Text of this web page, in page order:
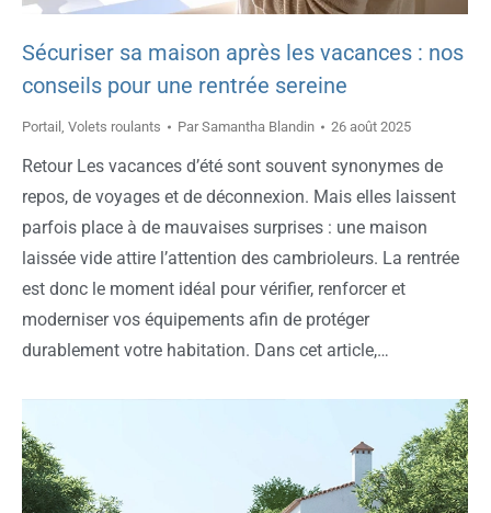
Sécuriser sa maison après les vacances : nos
conseils pour une rentrée sereine
Portail , Volets roulants ParSamantha Blandin 26 août 2025
Retour Les vacances d’été sont souvent synonymes de
repos, de voyages et de déconnexion. Mais elles laissent
parfois place à de mauvaises surprises : une maison
laissée vide attire l’attention des cambrioleurs. La rentrée
est donc le moment idéal pour vérifier, renforcer et
moderniser vos équipements afin de protéger
durablement votre habitation. Dans cet article,…